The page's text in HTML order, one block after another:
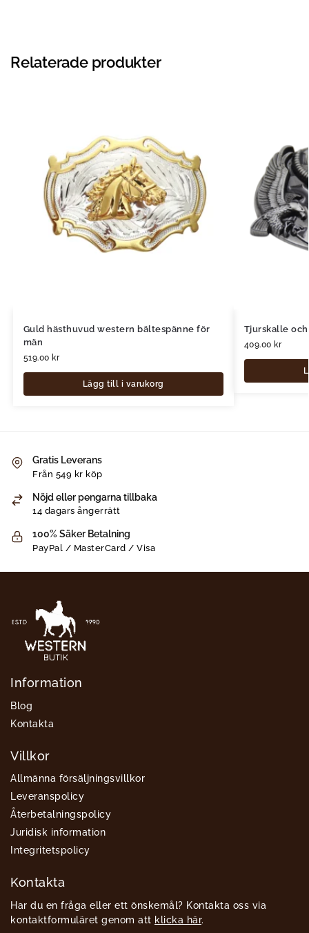
Relaterade produkter
Guld hästhuvud western bältespänne för
män
519.00 kr
Lägg till i varukorg
Tjurskalle
409.00 kr
Gratis Leverans
Från 549 kr köp
Nöjd eller pengarna tillbaka
14 dagars ångerrätt
100% Säker Betalning
PayPal / MasterCard / Visa
Information
Blog
Kontakta
Villkor
Allmänna försäljningsvillkor
Leveranspolicy
Återbetalningspolicy
Juridisk information
Integritetspolicy
Kontakta
Har du en fråga eller ett önskemål? Kontakta oss via
kontaktformuläret genom att klicka här.